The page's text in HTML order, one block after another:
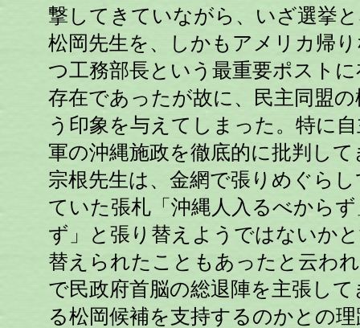
撃してきていながら、いざ選挙
松岡先生を、しかもアメリカ帰
つ工務部長という最重要ポスト
存在であったが故に、民主同盟
う印象を与えてしまった。特に
軍の沖縄施政を徹底的に批判し
宗根先生は、金網で張りめぐら
ていた張札「沖縄人入るべから
ず」と張り替えようではないか
替えられたこともあったと云わ
で民政府首脳の総退陣を主張し
る松岡候補を支持するのかとの